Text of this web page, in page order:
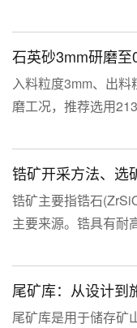
生产经验，可通过
维度优化，改善该问
入料粒度3mm、出
磨工况，推荐选用
锆矿开采方法、选
锆矿主要指锆石
主要来源。锆具有耐
应用涉及核工业、
个领域，尤其在高性
尾矿库：从设计到
尾矿库是用于储存矿